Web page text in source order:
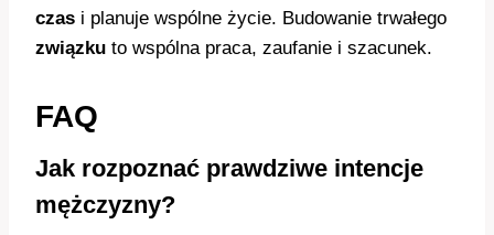
czas i planuje wspólne życie. Budowanie trwałego
związku to wspólna praca, zaufanie i szacunek.
FAQ
Jak rozpoznać prawdziwe intencje
mężczyzny?